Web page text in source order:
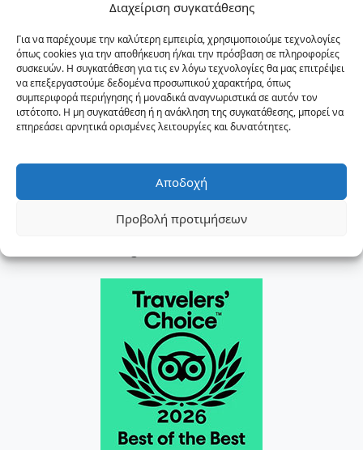
Διαχείριση συγκατάθεσης
Για να παρέχουμε την καλύτερη εμπειρία, χρησιμοποιούμε τεχνολογίες
όπως cookies για την αποθήκευση ή/και την πρόσβαση σε πληροφορίες
συσκευών. Η συγκατάθεση για τις εν λόγω τεχνολογίες θα μας επιτρέψει
να επεξεργαστούμε δεδομένα προσωπικού χαρακτήρα, όπως
συμπεριφορά περιήγησης ή μοναδικά αναγνωριστικά σε αυτόν τον
ιστότοπο. Η μη συγκατάθεση ή η ανάκληση της συγκατάθεσης, μπορεί να
επηρεάσει αρνητικά ορισμένες λειτουργίες και δυνατότητες.
Αποδοχή
Προβολή προτιμήσεων
Αεροδρόμιο Χανίων Ρέθυμνο
Αsk us*from 85€
Αεροδρόμιο Ηρακλείου Ρέθυμνο
Αsk us*from 85€
ΥΠΗΡΕΣΙΕΣ ΤΑΞΙ & MINI BUS
Airport transfers all over Crete